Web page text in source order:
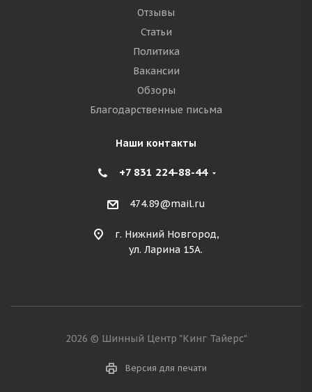
Отзывы
Статьи
Политика
Вакансии
Обзоры
Благодарственные письма
Наши контакты
+7 831 224-88-44
474.89@mail.ru
г. Нижний Новгород,
ул. Ларина 15А.
2026 © Шинный Центр "Кинг Тайерс"
Версия для печати